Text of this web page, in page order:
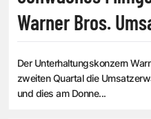
Warner Bros.
Der Unterhaltungskonzern
zweiten Quartal die
und dies am Donne...